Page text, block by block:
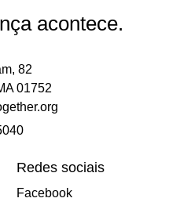
acontece.
82
01752
Redes sociais
Facebook